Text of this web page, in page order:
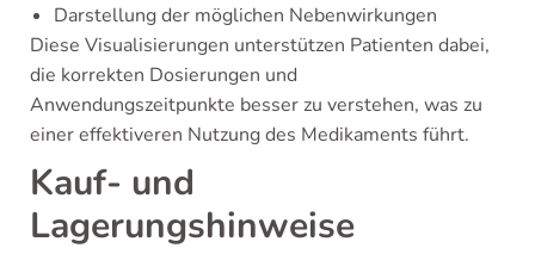
Darstellung der möglichen Nebenwirkungen
Diese Visualisierungen unterstützen Patienten dabei,
die korrekten Dosierungen und
Anwendungszeitpunkte besser zu verstehen, was zu
einer effektiveren Nutzung des Medikaments führt.
Kauf- und
Lagerungshinweise